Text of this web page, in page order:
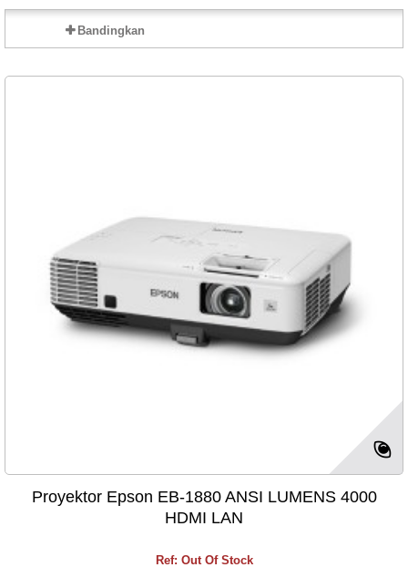
Bandingkan
Proyektor Epson EB-1880 ANSI LUMENS 4000
HDMI LAN
Ref: Out Of Stock